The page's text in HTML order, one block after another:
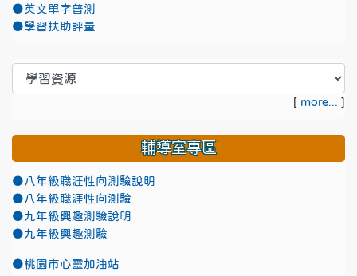
●英文單字普測
●學習扶助評量
[ more... ]
輔導室專區
●八年級職涯性向測驗說明
●八年級職涯性向測驗
●九年級興趣測驗說明
●九年級興趣測驗
●桃園市心靈加油站